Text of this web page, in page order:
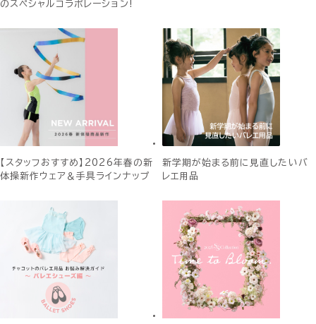
のスペシャルコラボレーション!
【スタッフおすすめ】2026年春の新
体操新作ウェア＆手具ラインナップ
新学期が始まる前に見直したいバ
レエ用品